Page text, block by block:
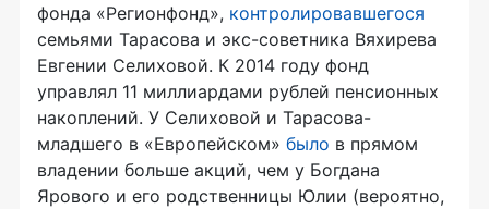
фонда «Регионфонд», контролировавшегося
семьями Тарасова и экс-советника Вяхирева
Евгении Селиховой. К 2014 году фонд
управлял 11 миллиардами рублей пенсионных
накоплений. У Селиховой и Тарасова-
младшего в «Европейском» было в прямом
владении больше акций, чем у Богдана
Ярового и его родственницы Юлии (вероятно,